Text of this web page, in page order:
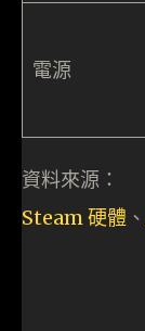
電源
資料來源：
Steam 硬體 、